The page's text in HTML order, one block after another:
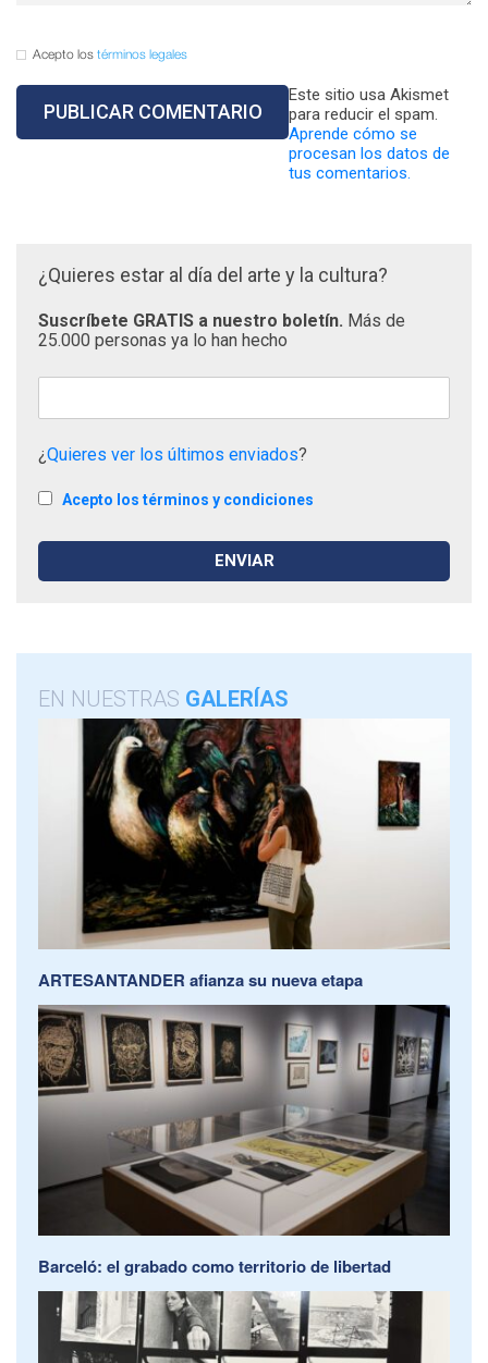
Acepto los términos legales
Este sitio usa Akismet
para reducir el spam.
Aprende cómo se
procesan los datos de
tus comentarios.
¿Quieres estar al día del arte y la cultura?
Suscríbete GRATIS a nuestro boletín. Más de
25.000 personas ya lo han hecho
¿Quieres ver los últimos enviados?
Acepto los términos y condiciones
EN NUESTRAS GALERÍAS
ARTESANTANDER afianza su nueva etapa
Barceló: el grabado como territorio de libertad